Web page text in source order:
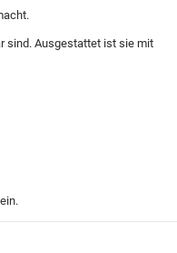
sind. Ausgestattet ist sie mit